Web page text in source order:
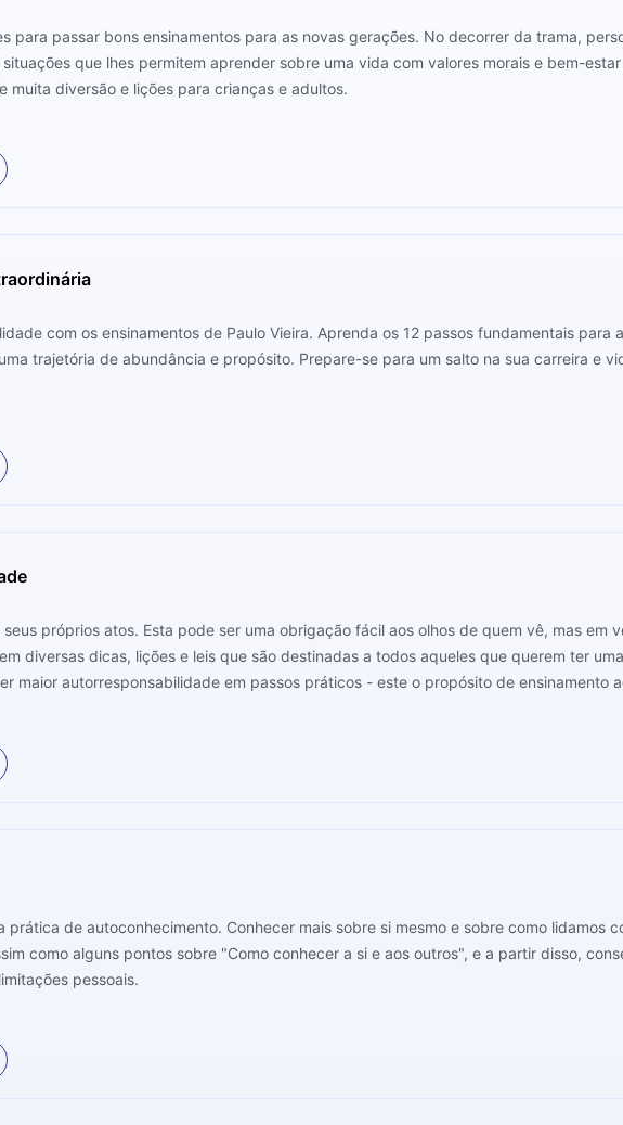
para passar bons ensinamentos para as novas gerações. No decorrer da trama,
que lhes permitem aprender sobre uma vida com valores morais e bem-
muita diversão e lições para crianças e adultos.
com os ensinamentos de Paulo Vieira. Aprenda os 12 passos fundamentais para
trajetória de abundância e propósito. Prepare-se para um salto na sua carreira e
próprios atos. Esta pode ser uma obrigação fácil aos olhos de quem vê, mas em
diversas dicas, lições e leis que são destinadas a todos aqueles que querem ter
autorresponsabilidade em passos práticos - este o propósito de ensinamento aqui exposto.
prática de autoconhecimento. Conhecer mais sobre si mesmo e sobre como lidamos
como alguns pontos sobre "Como conhecer a si e aos outros", e a partir disso,
pessoais.